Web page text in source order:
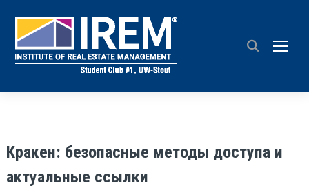
Кракен: безопасные методы доступа и
актуальные ссылки